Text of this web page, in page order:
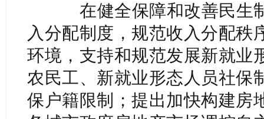
在健全保障和改善民生
入分配制度，规范收入分配秩
环境，支持和规范发展新就业
农民工、新就业形态人员社保
保户籍限制；提出加快构建房